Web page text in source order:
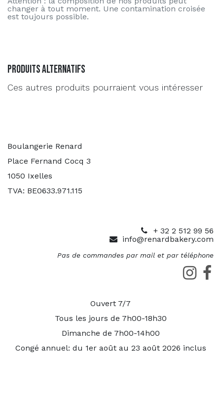
changer à tout moment. Une contamination croisée
est toujours possible.
Produits alternatifs
Ces autres produits pourraient vous intéresser
Boulangerie Renard
Place Fernand Cocq 3
1050 Ixelles
TVA: BE0633.971.115
+ 32 2 512 99 56
info@renardbakery.com
Pas de commandes par mail et par téléphone
Ouvert 7/7
Tous les jours de 7h00-18h30
Dimanche de 7h00-14h00
Congé annuel: du 1er août au 23 août 2026 inclus